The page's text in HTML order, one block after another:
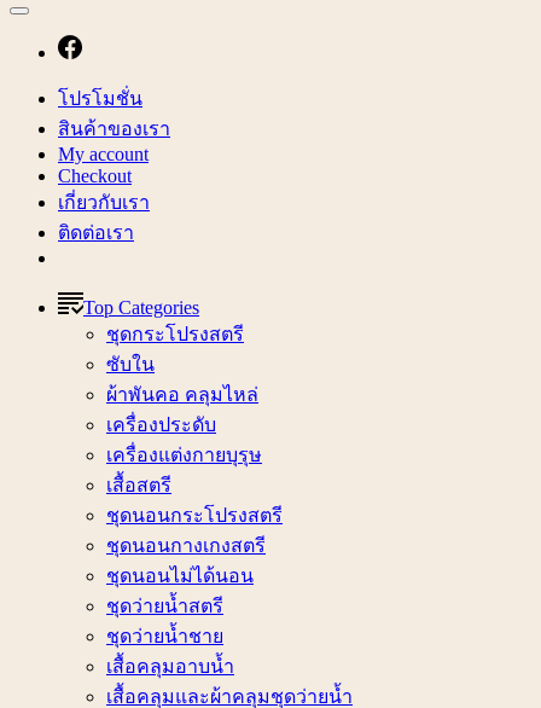
โปรโมชั่น
สินค้าของเรา
My account
Checkout
เกี่ยวกับเรา
ติดต่อเรา
Top Categories
ชุดกระโปรงสตรี
ซับใน
ผ้าพันคอ คลุมไหล่
เครื่องประดับ
เครื่องแต่งกายบุรุษ
เสื้อสตรี
ชุดนอนกระโปรงสตรี
ชุดนอนกางเกงสตรี
ชุดนอนไม่ได้นอน
ชุดว่ายน้ำสตรี
ชุดว่ายน้ำชาย
เสื้อคลุมอาบน้ำ
เสื้อคลุมและผ้าคลุมชุดว่ายน้ำ